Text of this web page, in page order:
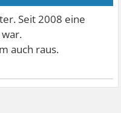
Seit 2008 eine
auch raus.